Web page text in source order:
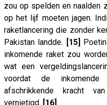
zou op spelden en naalden
op het lijf moeten jagen.
raketlancering die zonder
Pakistan landde. [15]
inkomende raket zou
wat een
voordat de
afschrikkende kracht
vernietigd. [16]